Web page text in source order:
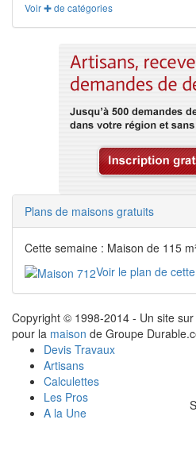
Voir ✚ de catégories
Plans de maisons gratuits
Cette semaine : Maison de 115
Voir le plan de
Copyright © 1998-2014 - Un site
pour la maison de Groupe
Devis Travaux
Artisans
Calculettes
Les Pros
A la Une